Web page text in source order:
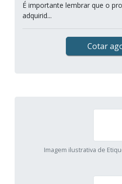
É importante lembrar que o
adquirid...
Cotar
Imagem ilustrativa de